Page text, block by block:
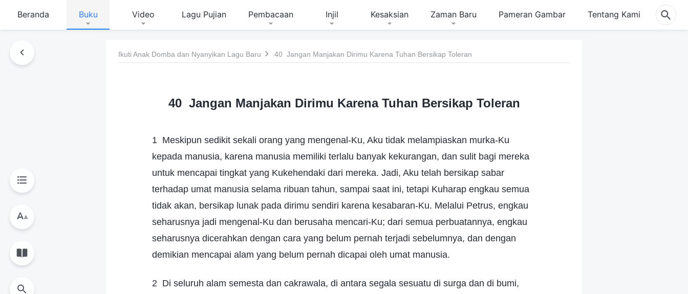
Beranda Buku Video Lagu Pujian Pembacaan Injil Kesaksian Zaman Baru Pameran Gambar Tentang Kami
Ikuti Anak Domba dan Nyanyikan Lagu Baru 40 Jangan Manjakan Dirimu Karena Tuhan Bersikap Toleran
40 Jangan Manjakan Dirimu Karena Tuhan Bersikap Toleran
1 Meskipun sedikit sekali orang yang mengenal-Ku, Aku tidak melampiaskan murka-Ku
kepada manusia, karena manusia memiliki terlalu banyak kekurangan, dan sulit bagi mereka
untuk mencapai tingkat yang Kukehendaki dari mereka. Jadi, Aku telah bersikap sabar
terhadap umat manusia selama ribuan tahun, sampai saat ini, tetapi Kuharap engkau semua
tidak akan, bersikap lunak pada dirimu sendiri karena kesabaran-Ku. Melalui Petrus, engkau
seharusnya jadi mengenal-Ku dan berusaha mencari-Ku; dari semua perbuatannya, engkau
seharusnya dicerahkan dengan cara yang belum pernah terjadi sebelumnya, dan dengan
demikian mencapai alam yang belum pernah dicapai oleh umat manusia.
2 Di seluruh alam semesta dan cakrawala, di antara segala sesuatu di surga dan di bumi,